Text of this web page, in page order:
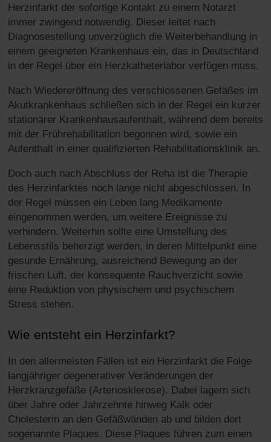
Herzinfarkt der sofortige Kontakt zu einem Notarzt
immer zwingend notwendig. Dieser leitet nach
Diagnosestellung unverzüglich die Weiterbehandlung in
einem geeigneten Krankenhaus ein, das in Deutschland
in der Regel über ein Herzkatheterlabor verfügen muss.
Nach Wiedereröffnung des verschlossenen Gefäßes im
Akutkrankenhaus schließen sich in der Regel ein kurzer
stationärer Krankenhausaufenthalt, während dem bereits
mit der Frührehabilitation begonnen wird, sowie ein
Aufenthalt in einer qualifizierten Rehabilitationsklinik an.
Doch auch nach Abschluss der Reha ist die Therapie
des Herzinfarktes noch lange nicht abgeschlossen. In
der Regel müssen ein Leben lang Medikamente
eingenommen werden, um weitere Ereignisse zu
verhindern. Weiterhin sollte eine Umstellung des
Lebensstils beherzigt werden, in deren Mittelpunkt eine
gesunde Ernährung, ausreichend Bewegung an der
frischen Luft, der konsequente Rauchverzicht sowie
eine Reduktion von physischem und psychischem
Stress stehen.
Wie entsteht ein Herzinfarkt?
In den allermeisten Fällen ist ein Herzinfarkt die Folge
langjähriger degenerativer Veränderungen der
Herzkranzgefäße (Arteriosklerose). Dabei lagern sich
über Jahre oder Jahrzehnte hinweg Kalk oder
Cholesterin an den Gefäßwänden ab und bilden dort
sogenannte Plaques. Diese Plaques führen zum einen